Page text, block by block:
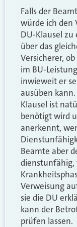
Falls der
würde ich den
DU-Klausel
über das
Versicherer,
im BU-
inwieweit er
ausüben
Klausel ist
benötigt wird
anerkennt,
Beamte aber
dienstunfähig,
Verweisung
sie die DU
kann der
prüfen lassen.